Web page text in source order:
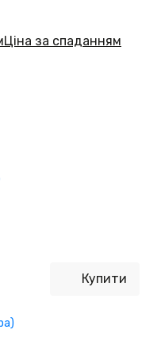
Ціна за спаданням
Купити